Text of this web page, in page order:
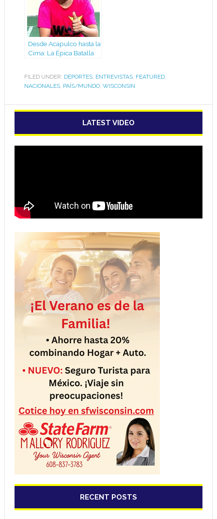
Desde Acapulco hasta la
Cima: La Épica Batalla
que Nunca Se Rinde en
las Canchas de
FILED UNDER: DEPORTES, ENTREVISTAS, FEATURED,
NACIONALES, PAÍS/MUNDO, WISCONSIN
LATEST VIDEO
RECENT POSTS